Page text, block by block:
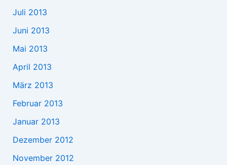
Juli 2013
Juni 2013
Mai 2013
April 2013
März 2013
Februar 2013
Januar 2013
Dezember 2012
November 2012